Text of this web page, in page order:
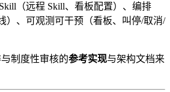
Skill（远程 Skill、看板配置）、编排
）、可观测可干预（看板、叫停/取消/
制度性审核的参考实现与架构文档来